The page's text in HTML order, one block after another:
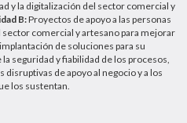
y la digitalización del sector comercial y
B:Proyectos de apoyo a las personas
comercial y artesano para mejorar
de soluciones para su
seguridad y fiabilidad de los procesos,
de apoyo al negocio y a los
los sustentan.